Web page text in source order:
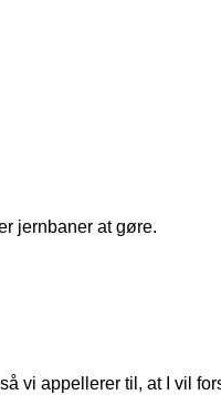
jernbaner at gøre.
vi appellerer til, at I vil